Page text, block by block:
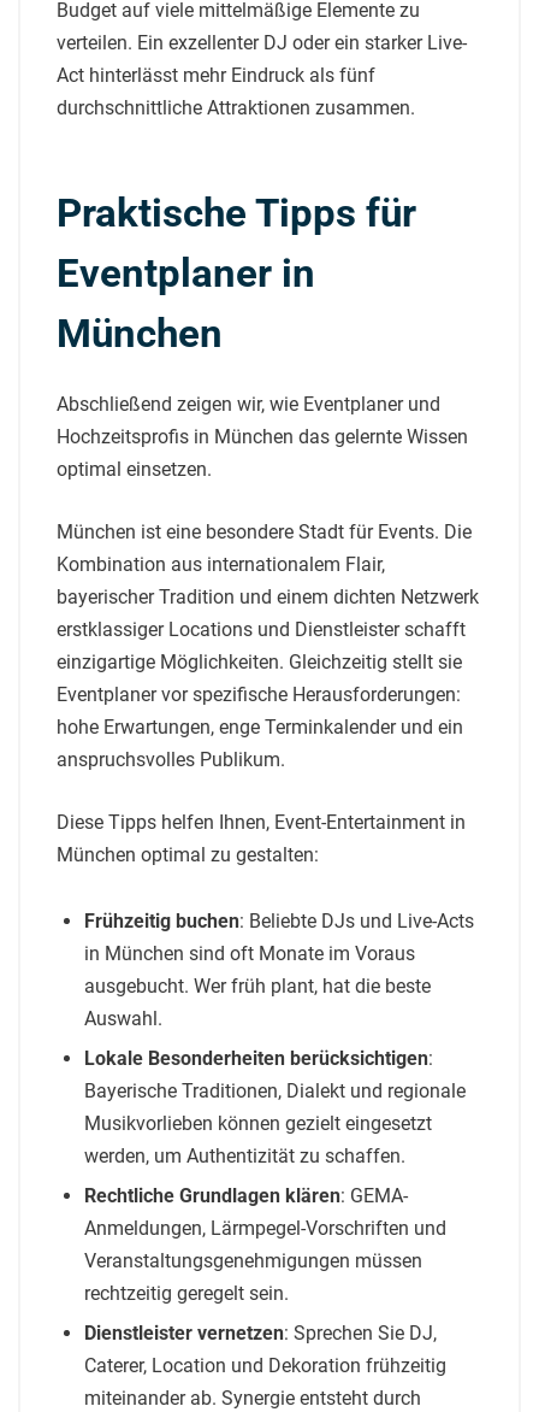
Budget auf viele mittelmäßige Elemente zu
verteilen. Ein exzellenter DJ oder ein starker Live-
Act hinterlässt mehr Eindruck als fünf
durchschnittliche Attraktionen zusammen.
Praktische Tipps für
Eventplaner in
München
Abschließend zeigen wir, wie Eventplaner und
Hochzeitsprofis in München das gelernte Wissen
optimal einsetzen.
München ist eine besondere Stadt für Events. Die
Kombination aus internationalem Flair,
bayerischer Tradition und einem dichten Netzwerk
erstklassiger Locations und Dienstleister schafft
einzigartige Möglichkeiten. Gleichzeitig stellt sie
Eventplaner vor spezifische Herausforderungen:
hohe Erwartungen, enge Terminkalender und ein
anspruchsvolles Publikum.
Diese Tipps helfen Ihnen, Event-Entertainment in
München optimal zu gestalten:
Frühzeitig buchen: Beliebte DJs und Live-Acts
in München sind oft Monate im Voraus
ausgebucht. Wer früh plant, hat die beste
Auswahl.
Lokale Besonderheiten berücksichtigen:
Bayerische Traditionen, Dialekt und regionale
Musikvorlieben können gezielt eingesetzt
werden, um Authentizität zu schaffen.
Rechtliche Grundlagen klären: GEMA-
Anmeldungen, Lärmpegel-Vorschriften und
Veranstaltungsgenehmigungen müssen
rechtzeitig geregelt sein.
Dienstleister vernetzen: Sprechen Sie DJ,
Caterer, Location und Dekoration frühzeitig
miteinander ab. Synergie entsteht durch